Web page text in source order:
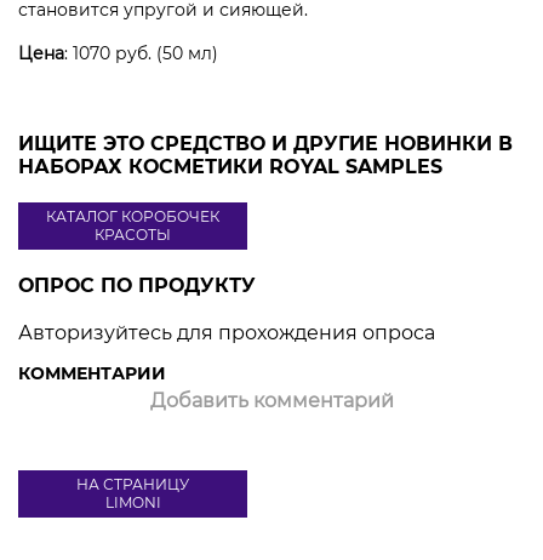
становится упругой и сияющей.
Цена: 1070 руб. (50 мл)
ИЩИТЕ ЭТО СРЕДСТВО И ДРУГИЕ НОВИНКИ В
НАБОРАХ КОСМЕТИКИ ROYAL SAMPLES
КАТАЛОГ КОРОБОЧЕК
КРАСОТЫ
ОПРОС ПО ПРОДУКТУ
Авторизуйтесь для прохождения опроса
КОММЕНТАРИИ
Добавить комментарий
НА СТРАНИЦУ
LIMONI